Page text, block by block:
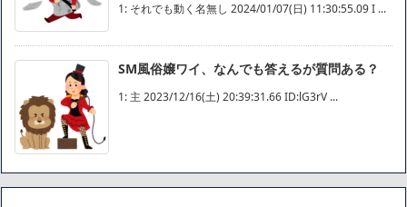
1: それでも動く名無し 2024/01/07(日) 11:30:55.09 I ...
SM風俗嬢ワイ、なんでも答えるが質問ある？
1: 主 2023/12/16(土) 20:39:31.66 ID:lG3rV ...